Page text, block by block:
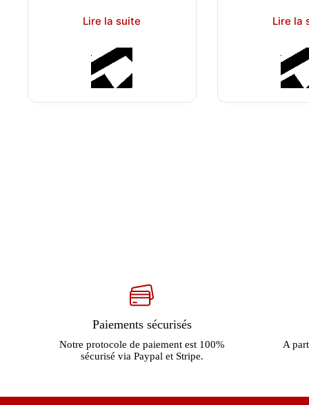
Lire la suite Lire la
Paiements sécurisés
Notre protocole de paiement est 100%
sécurisé via Paypal et Stripe.
A